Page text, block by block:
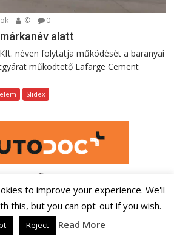
© 0
alatt
néven folytatja működését a baranyai
működtető Lafarge Cement
Slidex
to improve your experience. We'll
this, but you can opt-out if you wish.
Reject Read More